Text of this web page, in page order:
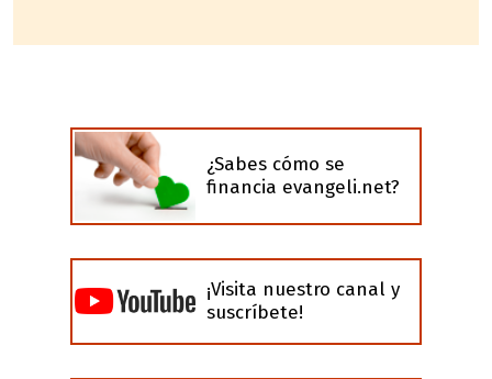
¿Sabes cómo se
financia evangeli.net?
¡Visita nuestro canal y
suscríbete!